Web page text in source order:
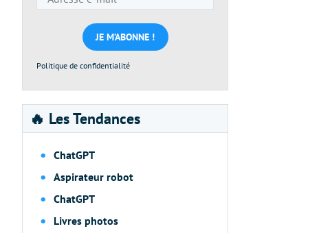
e-
mail
*
Politique de confidentialité
🔥 Les Tendances
ChatGPT
Aspirateur robot
ChatGPT
Livres photos